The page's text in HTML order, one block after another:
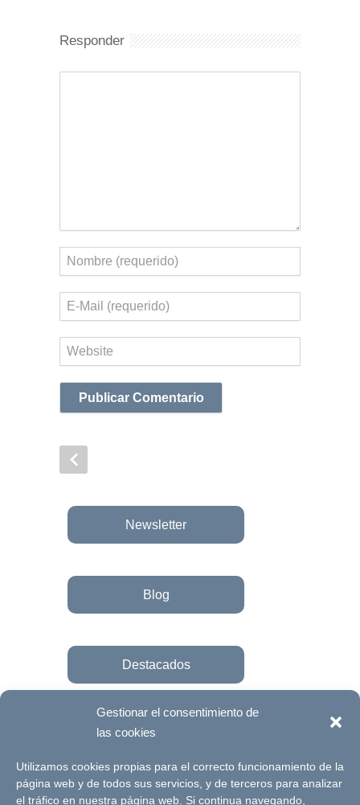
Gestionar el consentimiento de
las cookies
Utilizamos cookies propias para el correcto funcionamiento de la
página web y de todos sus servicios, y de terceros para analizar
el tráfico en nuestra página web. Si continua navegando,
Responder
Nombre
Correo
electrónico
Web
Newsletter
Blog
Destacados
Únete a la fundación